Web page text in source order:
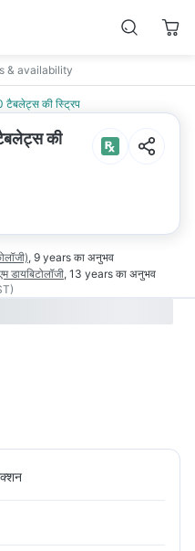
& availability
टैबलेट्स की स्ट्रिप
की
, 9 years का अनुभव
डायबिटोलॉजी, 13 years का अनुभव